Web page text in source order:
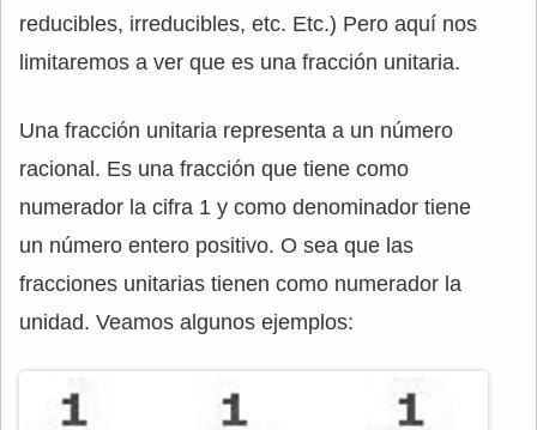
reducibles, irreducibles, etc. Etc.) Pero aquí nos
limitaremos a ver que es una fracción unitaria.
Una fracción unitaria representa a un número
racional. Es una fracción que tiene como
numerador la cifra 1 y como denominador tiene
un número entero positivo. O sea que las
fracciones unitarias tienen como numerador la
unidad. Veamos algunos ejemplos: